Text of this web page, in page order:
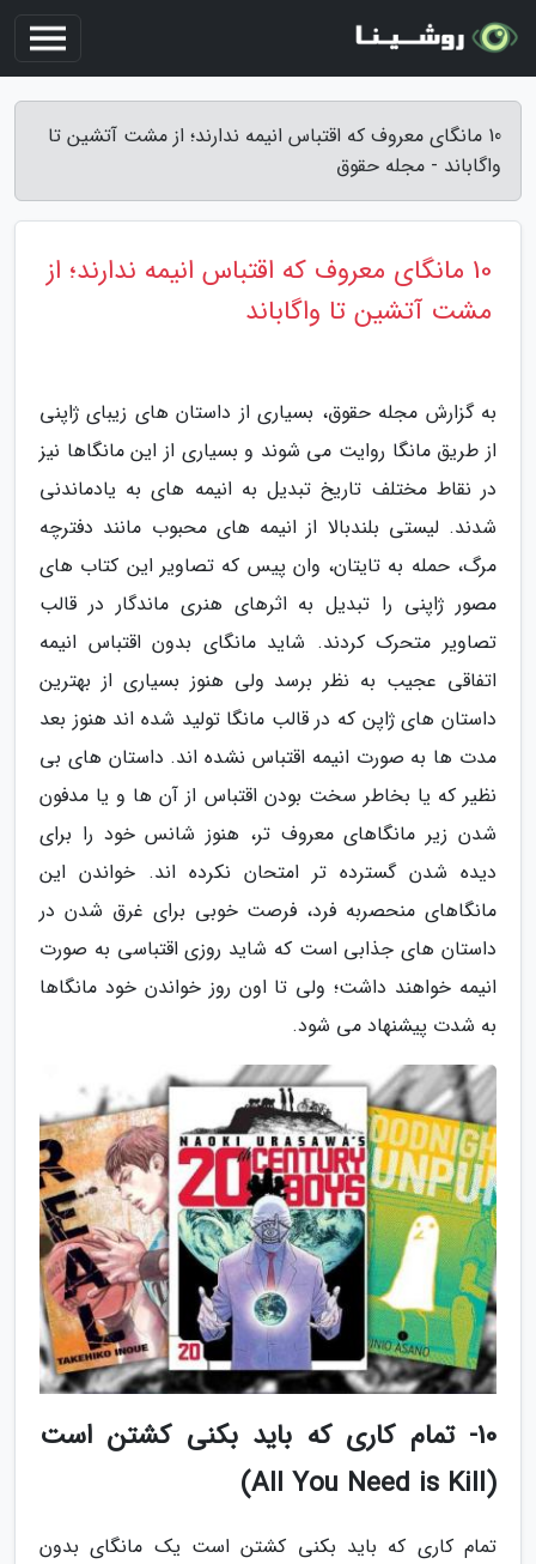
10 مانگای معروف که اقتباس انیمه ندارند؛ از مشت آتشین تا
واگاباند - مجله حقوق
10 مانگای معروف که اقتباس انیمه ندارند؛ از
مشت آتشین تا واگاباند
به گزارش مجله حقوق، بسیاری از داستان های زیبای ژاپنی
از طریق مانگا روایت می شوند و بسیاری از این مانگاها نیز
در نقاط مختلف تاریخ تبدیل به انیمه های به یادماندنی
شدند. لیستی بلندبالا از انیمه های محبوب مانند دفترچه
مرگ، حمله به تایتان، وان پیس که تصاویر این کتاب های
مصور ژاپنی را تبدیل به اثرهای هنری ماندگار در قالب
تصاویر متحرک کردند. شاید مانگای بدون اقتباس انیمه
اتفاقی عجیب به نظر برسد ولی هنوز بسیاری از بهترین
داستان های ژاپن که در قالب مانگا تولید شده اند هنوز بعد
مدت ها به صورت انیمه اقتباس نشده اند. داستان های بی
نظیر که یا بخاطر سخت بودن اقتباس از آن ها و یا مدفون
شدن زیر مانگاهای معروف تر، هنوز شانس خود را برای
دیده شدن گسترده تر امتحان نکرده اند. خواندن این
مانگاهای منحصربه فرد، فرصت خوبی برای غرق شدن در
داستان های جذابی است که شاید روزی اقتباسی به صورت
انیمه خواهند داشت؛ ولی تا اون روز خواندن خود مانگاها
به شدت پیشنهاد می شود.
10- تمام کاری که باید بکنی کشتن است
(All You Need is Kill)
تمام کاری که باید بکنی کشتن است یک مانگای بدون